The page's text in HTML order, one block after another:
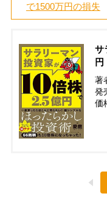
で1500万円の損失
サ
円
著
発
価